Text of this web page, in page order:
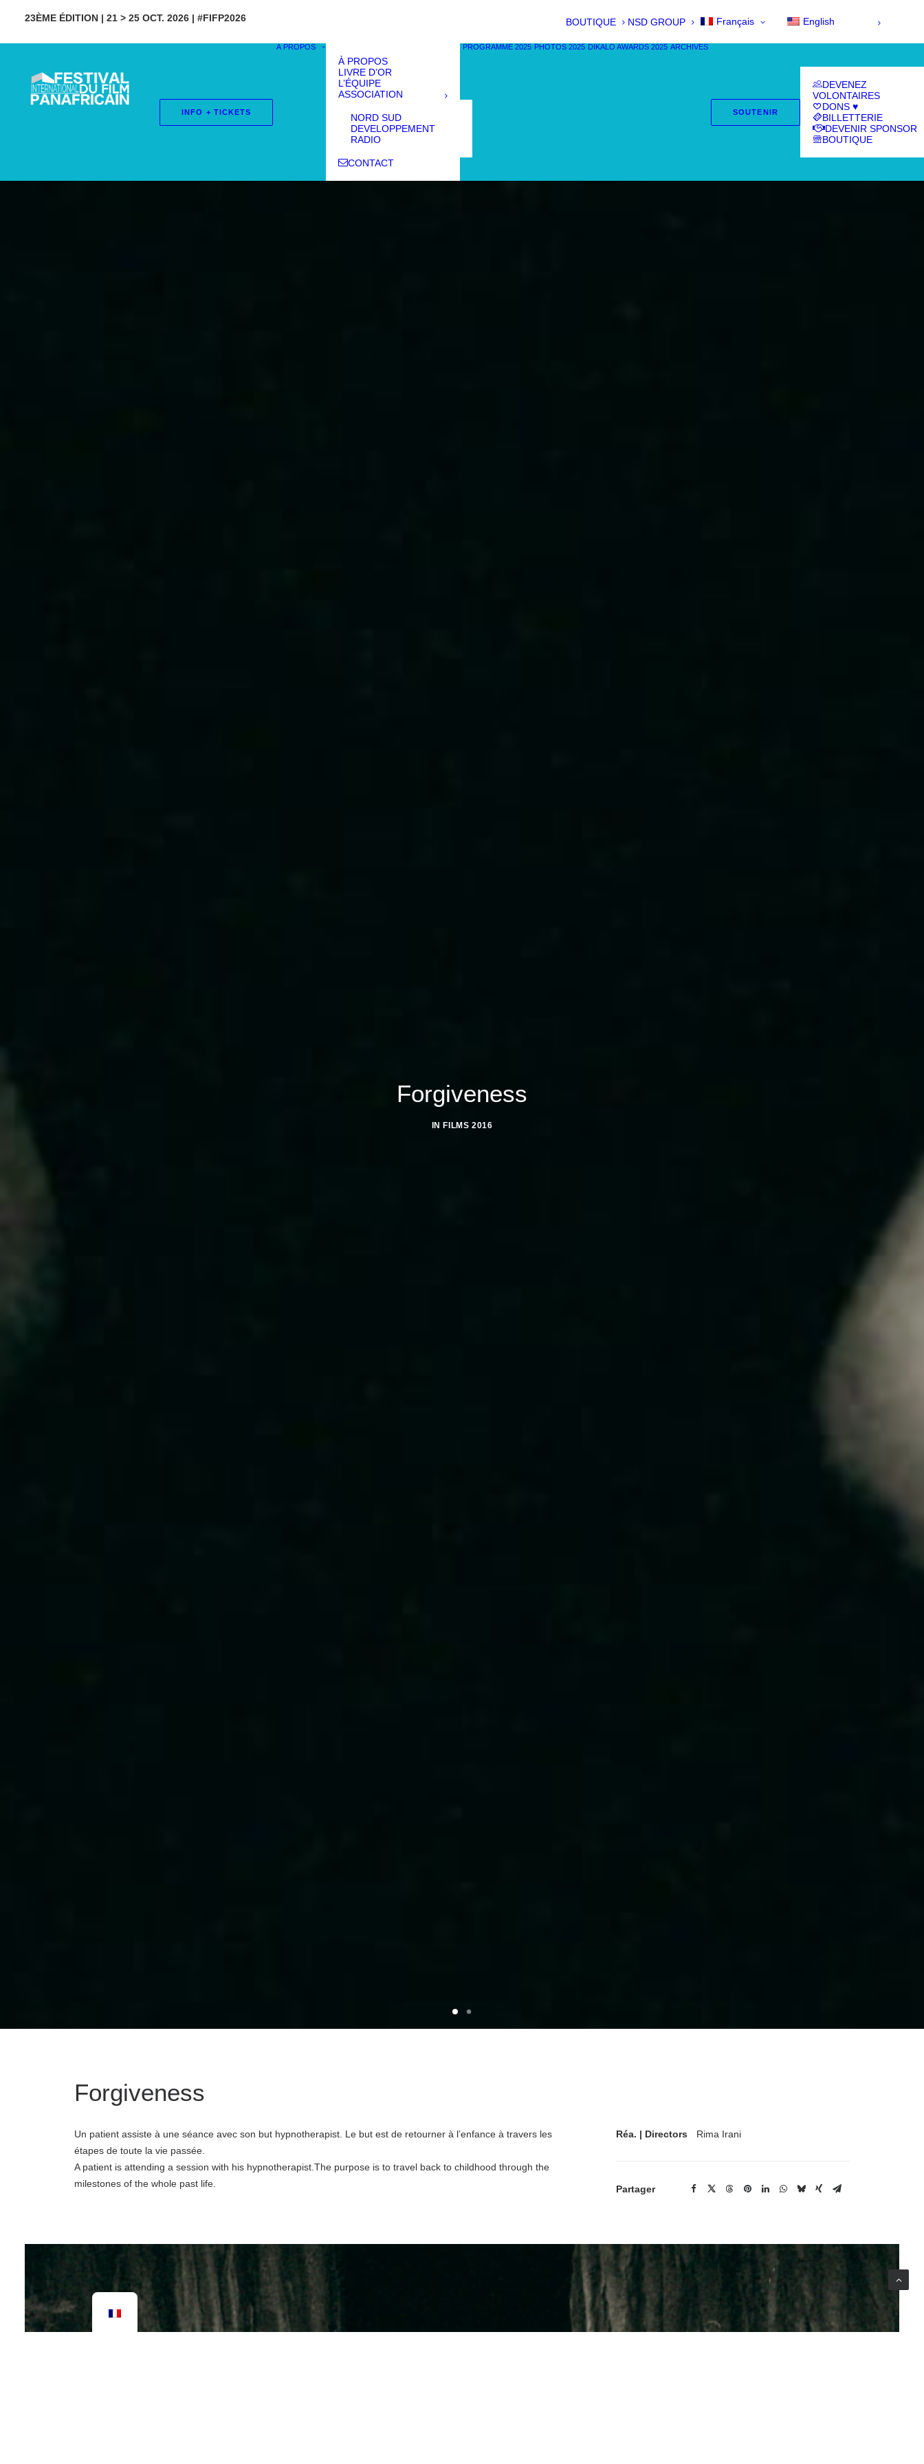
23ÈME ÉDITION | 21 > 25 OCT. 2026 | #FIFP2026 BOUTIQUE NSD GROUP Français English
INFO + TICKETS
À PROPOS
À PROPOS
LIVRE D’OR
L’ÉQUIPE
ASSOCIATION
NORD SUD
DEVELOPPEMENT
RADIO
CONTACT
PROGRAMME 2025 PHOTOS 2025 DIKALO AWARDS 2025 ARCHIVES
SOUTENIR
DEVENEZ
VOLONTAIRES
DONS ♥
BILLETTERIE
DEVENIR SPONSOR
BOUTIQUE
Forgiveness
IN FILMS 2016
Forgiveness
Un patient assiste à une séance avec son but hypnotherapist. Le but est de retourner à l’enfance à travers les
étapes de toute la vie passée.
A patient is attending a session with his hypnotherapist.The purpose is to travel back to childhood through the
milestones of the whole past life.
Réa. | Directors Rima Irani
Partager